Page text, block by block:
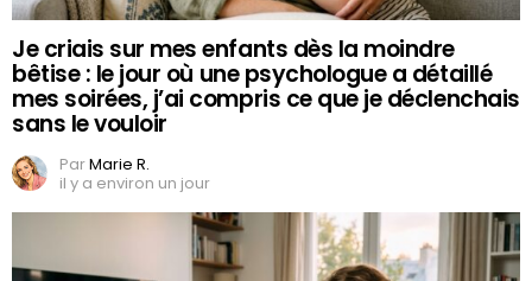
Je criais sur mes enfants dès la moindre
bêtise : le jour où une psychologue a détaillé
mes soirées, j’ai compris ce que je déclenchais
sans le vouloir
ParMarie R.
il y a environ un jour